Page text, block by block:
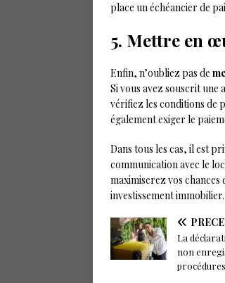
place un échéancier de
5. Mettre en
Enfin, n’oubliez pas de
Si vous avez souscrit
vérifiez les conditions de
également exiger le
Dans tous les cas, il est
communication avec le
maximiserez vos
investissement immobilier.
La
non